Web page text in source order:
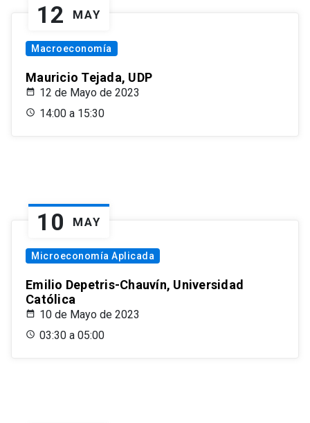
12 MAY
Macroeconomía
Mauricio Tejada, UDP
12 de Mayo de 2023
14:00 a 15:30
10 MAY
Microeconomía Aplicada
Emilio Depetris-Chauvín, Universidad
Católica
10 de Mayo de 2023
03:30 a 05:00